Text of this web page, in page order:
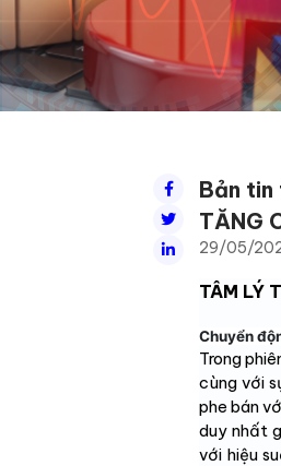
Bản
TĂNG
29/05/
TÂM LÝ
Chuyển
Trong
cùng với
phe bán
duy nhất
với hiệu